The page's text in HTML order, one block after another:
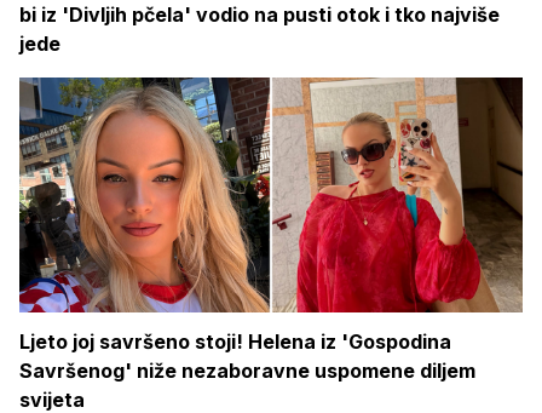
bi iz 'Divljih pčela' vodio na pusti otok i tko najviše
jede
Ljeto joj savršeno stoji! Helena iz 'Gospodina
Savršenog' niže nezaboravne uspomene diljem
svijeta